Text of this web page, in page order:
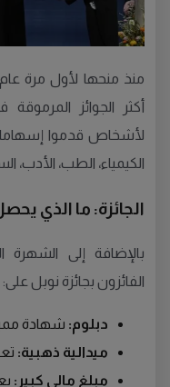
أكثر الجوائز
لأشخاص قدموا إسهامات
الكيمياء، الطب، الأدب،
الجائزة: ما الذي
بالإضافة إلى الشهرة
الفائزون بجائزة نوبل على:
دبلوم: شهادة
ميدالية ذهبية:
مبلغ مالي كبير: